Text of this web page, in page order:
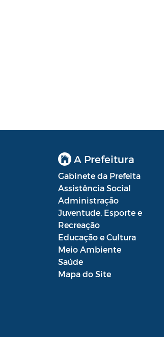
Conselho
Conselho
Desenvolvimento
Pesqueiro de
Conselho
Ambiente -
A Prefeitura
Gabinete da Prefeita
Assistência Social
Administração
Juventude, Esporte e
Recreação
Educação e Cultura
Meio Ambiente
Saúde
Mapa do Site